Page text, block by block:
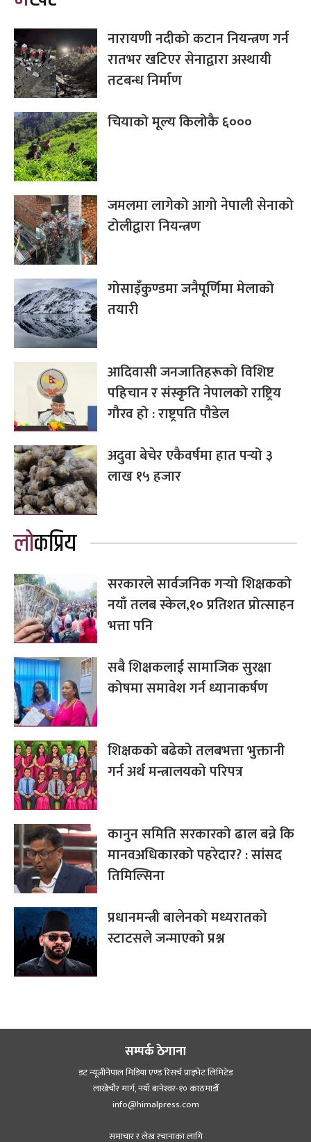
नारायणी नदीको कटान नियन्त्रण गर्न
रातभर खटिएर सेनाद्वारा अस्थायी
तटबन्ध निर्माण
चियाको मूल्य किलोकै ६०००
जमलमा लागेको आगो नेपाली सेनाको
टोलीद्वारा नियन्त्रण
गोसाइँकुण्डमा जनैपूर्णिमा मेलाको
तयारी
आदिवासी जनजातिहरूको विशिष्ट
पहिचान र संस्कृति नेपालको राष्ट्रिय
गौरव हो : राष्ट्रपति पौडेल
अदुवा बेचेर एकैवर्षमा हात पर्‍यो ३
लाख १५ हजार
लोकप्रिय
सरकारले सार्वजनिक गर्‍यो शिक्षकको
नयाँ तलब स्केल,१० प्रतिशत प्रोत्साहन
भत्ता पनि
सबै शिक्षकलाई सामाजिक सुरक्षा
कोषमा समावेश गर्न ध्यानाकर्षण
शिक्षकको बढेको तलबभत्ता भुक्तानी
गर्न अर्थ मन्त्रालयको परिपत्र
कानुन समिति सरकारको ढाल बन्ने कि
मानवअधिकारको पहरेदार? : सांसद
तिमिल्सिना
प्रधानमन्त्री बालेनको मध्यरातको
स्टाटसले जन्माएको प्रश्न
सम्पर्क ठेगाना
डट न्यूजीनेपाल मिडिया एण्ड रिसर्च प्राइभेट लिमिटेड
लाखेचौर मार्ग, नयाँ बानेश्‍वर-१० काठमाडौँ
info@himalpress.com
समाचार र लेख रचानाका लागि